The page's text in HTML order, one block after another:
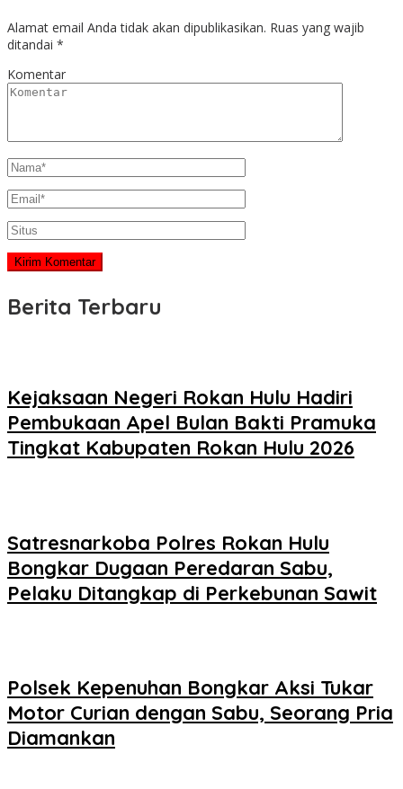
Alamat email Anda tidak akan dipublikasikan. Ruas yang wajib
ditandai *
Komentar
Berita Terbaru
Kejaksaan Negeri Rokan Hulu Hadiri
Pembukaan Apel Bulan Bakti Pramuka
Tingkat Kabupaten Rokan Hulu 2026
Satresnarkoba Polres Rokan Hulu
Bongkar Dugaan Peredaran Sabu,
Pelaku Ditangkap di Perkebunan Sawit
Polsek Kepenuhan Bongkar Aksi Tukar
Motor Curian dengan Sabu, Seorang Pria
Diamankan